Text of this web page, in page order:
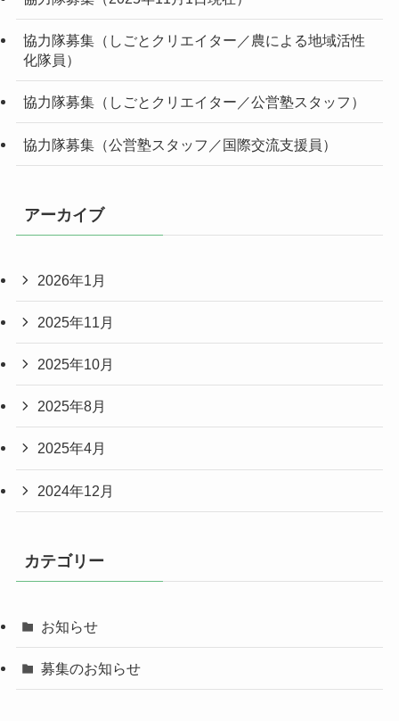
協力隊募集（しごとクリエイター／農による地域活性
化隊員）
協力隊募集（しごとクリエイター／公営塾スタッフ）
協力隊募集（公営塾スタッフ／国際交流支援員）
アーカイブ
2026年1月
2025年11月
2025年10月
2025年8月
2025年4月
2024年12月
カテゴリー
お知らせ
募集のお知らせ